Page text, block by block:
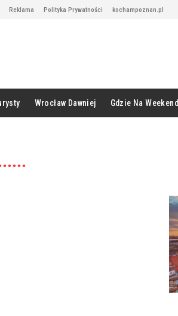
Reklama Polityka Prywatności kochampoznan.pl
Wrocław Dawniej Gdzie Na Weekend